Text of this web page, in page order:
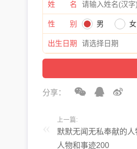
姓 名
性 别 男 女
出生日期
分享：
上一篇:
默默无闻无私奉献的
人物和事迹200